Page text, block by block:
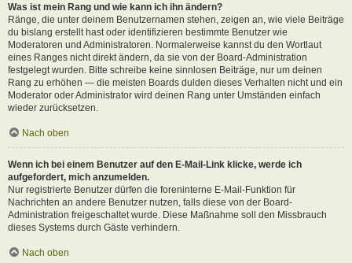
Was ist mein Rang und wie kann ich ihn ändern?
Ränge, die unter deinem Benutzernamen stehen, zeigen an, wie viele Beiträge
du bislang erstellt hast oder identifizieren bestimmte Benutzer wie
Moderatoren und Administratoren. Normalerweise kannst du den Wortlaut
eines Ranges nicht direkt ändern, da sie von der Board-Administration
festgelegt wurden. Bitte schreibe keine sinnlosen Beiträge, nur um deinen
Rang zu erhöhen — die meisten Boards dulden dieses Verhalten nicht und ein
Moderator oder Administrator wird deinen Rang unter Umständen einfach
wieder zurücksetzen.
Nach oben
Wenn ich bei einem Benutzer auf den E-Mail-Link klicke, werde ich
aufgefordert, mich anzumelden.
Nur registrierte Benutzer dürfen die foreninterne E-Mail-Funktion für
Nachrichten an andere Benutzer nutzen, falls diese von der Board-
Administration freigeschaltet wurde. Diese Maßnahme soll den Missbrauch
dieses Systems durch Gäste verhindern.
Nach oben